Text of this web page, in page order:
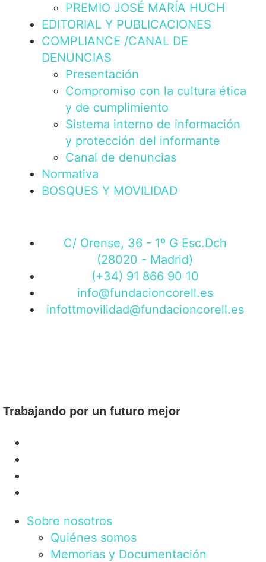
PREMIO JOSÉ MARÍA HUCH
EDITORIAL Y PUBLICACIONES
COMPLIANCE /CANAL DE
DENUNCIAS
Presentación
Compromiso con la cultura ética
y de cumplimiento
Sistema interno de información
y protección del informante
Canal de denuncias
Normativa
BOSQUES Y MOVILIDAD
C/ Orense, 36 - 1º G Esc.Dch
(28020 - Madrid)
(+34) 91 866 90 10
info@fundacioncorell.es
infottmovilidad@fundacioncorell.es
Trabajando por un futuro mejor
Sobre nosotros
Quiénes somos
Memorias y Documentación